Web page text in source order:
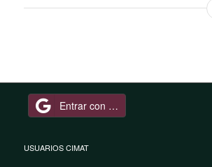
Entrar con Google
USUARIOS CIMAT